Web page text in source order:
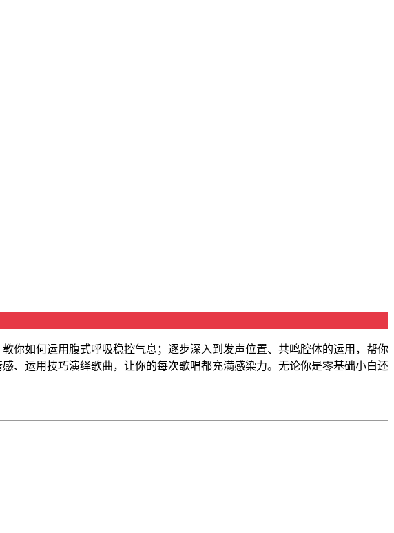
你如何运用腹式呼吸稳控气息；逐步深入到发声位置、共鸣腔体的运用，帮你
、运用技巧演绎歌曲，让你的每次歌唱都充满感染力。无论你是零基础小白还